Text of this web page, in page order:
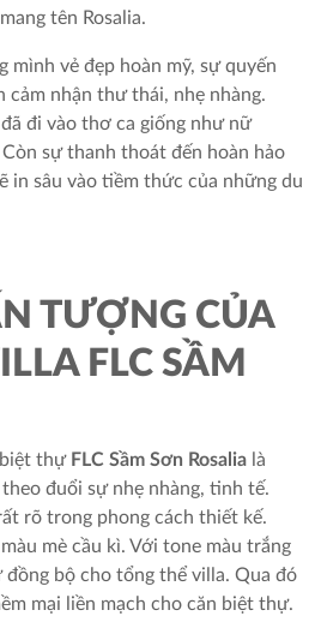
tên Rosalia.
mình vẻ đẹp hoàn mỹ, sự quyến
cảm nhận thư thái, nhẹ nhàng.
đi vào thơ ca giống như nữ
sự thanh thoát đến hoàn hảo
in sâu vào tiềm thức của những du
TƯỢNG CỦA
FLC SẦM
thựFLC Sầm Sơn Rosalia là
đuổi sự nhẹ nhàng, tinh tế.
rõ trong phong cách thiết kế.
mè cầu kì. Với tone màu trắng
đồng bộ cho tổng thể villa. Qua đó
mại liền mạch cho căn biệt thự.